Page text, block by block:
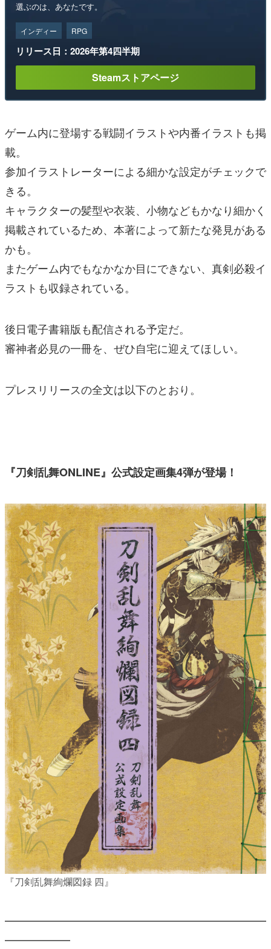
選ぶのは、あなたです。
インディー RPG
リリース日：2026年第4四半期
Steamストアページ
ゲーム内に登場する戦闘イラストや内番イラストも掲
載。
参加イラストレーターによる細かな設定がチェックで
きる。
キャラクターの髪型や衣装、小物などもかなり細かく
掲載されているため、本著によって新たな発見がある
かも。
またゲーム内でもなかなか目にできない、真剣必殺イ
ラストも収録されている。
後日電子書籍版も配信される予定だ。
審神者必見の一冊を、ぜひ自宅に迎えてほしい。
プレスリリースの全文は以下のとおり。
『刀剣乱舞ONLINE』公式設定画集4弾が登場！
『刀剣乱舞絢爛図録 四』
━━━━━━━━━━━━━━━━━━━━━━━━
━━━━━━